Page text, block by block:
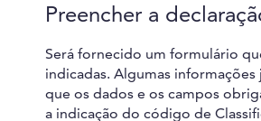
Preencher a
Será fornecido um formulário
indicadas. Algumas
que os dados e os campos
a indicação do código de